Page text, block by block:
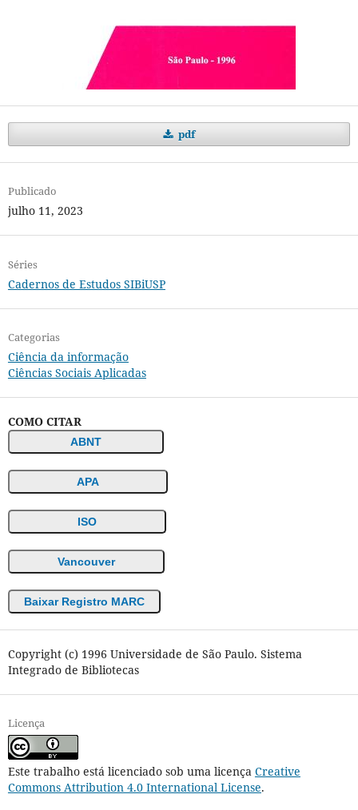
pdf
Publicado
julho 11, 2023
Séries
Cadernos de Estudos SIBiUSP
Categorias
Ciência da informação
Ciências Sociais Aplicadas
COMO CITAR
ABNT
APA
ISO
Vancouver
Baixar Registro MARC
Copyright (c) 1996 Universidade de São Paulo. Sistema
Integrado de Bibliotecas
Licença
Este trabalho está licenciado sob uma licença Creative
Commons Attribution 4.0 International License.